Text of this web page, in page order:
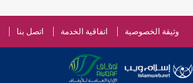
وثيقة الخصوصية اتفاقية الخدمة اتصل بنا